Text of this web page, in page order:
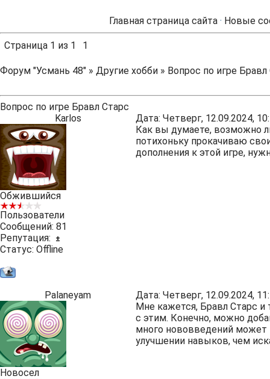
Главная страница сайта · Новые
Страница 1 из 1 1
Форум "Усмань 48" » Другие хобби » Вопрос по игре Бравл
Вопрос по игре Бравл Старс
Karlos
Дата: Четверг, 12.09.2024,
Обжившийся
Пользователи
Сообщений: 81
Репутация:
±
Статус: Offline
Как вы думаете, возможно
потихоньку прокачиваю
дополнения к этой игре,
Palaneyam Дата: Четверг, 12.09.2024,
Новосел
Мне кажется, Бравл Старс и
с этим. Конечно, можно
много нововведений может
улучшении навыков, чем